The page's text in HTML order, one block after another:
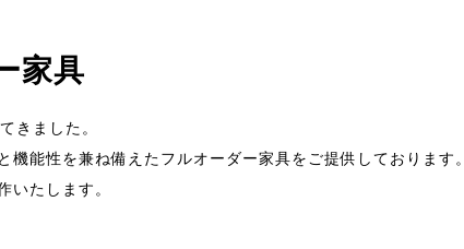
家具
きました。
能性を兼ね備えたフルオーダー家具をご提供しております。
いたします。